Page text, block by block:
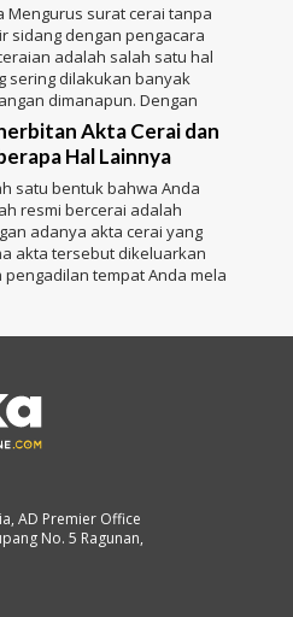
Mengurus surat cerai tanpa
sidang dengan pengacara
adalah salah satu hal
sering dilakukan banyak
dimanapun. Dengan
Akta Cerai dan
Hal Lainnya
satu bentuk bahwa Anda
resmi bercerai adalah
adanya akta cerai yang
akta tersebut dikeluarkan
pengadilan tempat Anda mela
AD Premier Office
No. 5 Ragunan,